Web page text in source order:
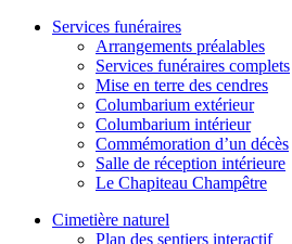
Services funéraires
Arrangements préalables
Services funéraires complets
Mise en terre des cendres
Columbarium extérieur
Columbarium intérieur
Commémoration d’un décès
Salle de réception intérieure
Le Chapiteau Champêtre
Cimetière naturel
Plan des sentiers interactif